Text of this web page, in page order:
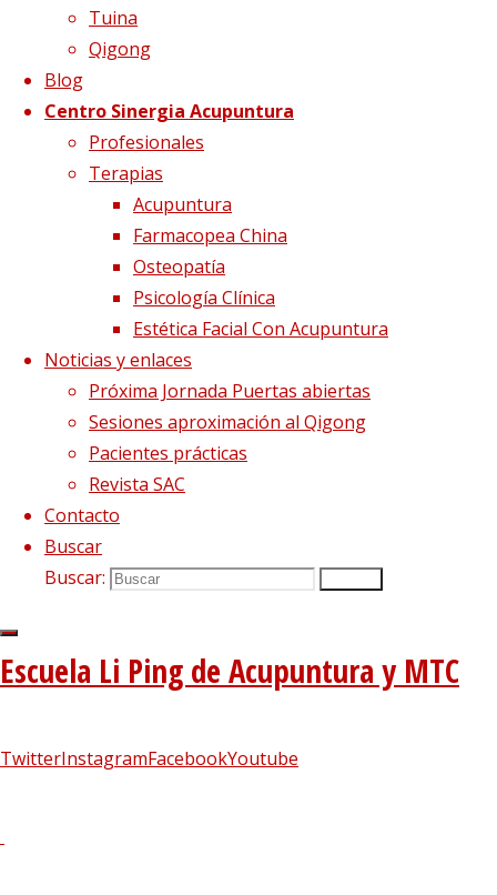
Tuina
Qigong
Blog
Centro Sinergia Acupuntura
Profesionales
Terapias
Acupuntura
Farmacopea China
Osteopatía
Psicología Clínica
Estética Facial Con Acupuntura
Noticias y enlaces
Próxima Jornada Puertas abiertas
Sesiones aproximación al Qigong
Pacientes prácticas
Revista SAC
Contacto
Buscar
Buscar:
Escuela Li Ping de Acupuntura y MTC
TwitterInstagramFacebookYoutube
La acupuntura restaura
el movimiento de los
ojos para diabéticos
12 junio, 201714 julio, 2017 acupuntura
diabetes,movimiento ojos diabéticos
La acupuntura restaura el movimiento de los
ojos para diabéticos La acupuntura
combinada con la moxibustión es eficaz para
investigadores de la Universidad Médica de